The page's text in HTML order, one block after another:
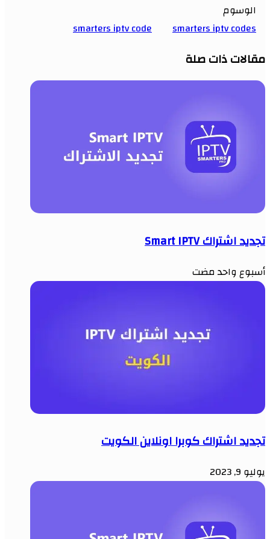
الوسوم
smarters iptv code
smarters iptv codes
مقالات ذات صلة
تجديد اشتراك Smart IPTV
أسبوع واحد مضت
تجديد اشتراك كوبرا اونلاين الكويت
يوليو 9, 2023